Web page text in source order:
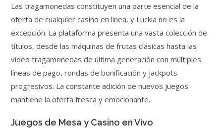
Las tragamonedas constituyen una parte esencial de la
oferta de cualquier casino en línea, y Luckia no es la
excepción. La plataforma presenta una vasta colección de
títulos, desde las máquinas de frutas clásicas hasta las
video tragamonedas de última generación con múltiples
líneas de pago, rondas de bonificación y jackpots
progresivos. La constante adición de nuevos juegos
mantiene la oferta fresca y emocionante.
Juegos de Mesa y Casino en Vivo